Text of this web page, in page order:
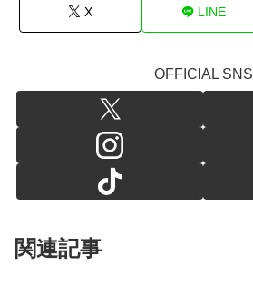
X LINE
OFFICIAL SNS
関連記事